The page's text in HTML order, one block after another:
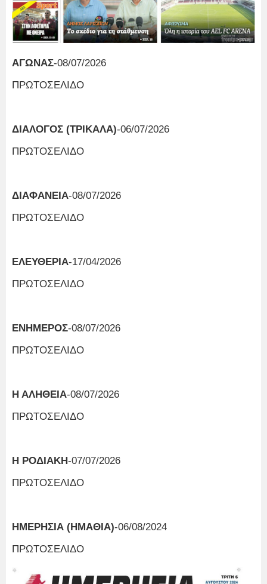
ΑΓΩΝΑΣ-08/07/2026
ΠΡΩΤΟΣΕΛΙΔΟ
ΔΙΑΛΟΓΟΣ (ΤΡΙΚΑΛΑ)-06/07/2026
ΠΡΩΤΟΣΕΛΙΔΟ
ΔΙΑΦΑΝΕΙΑ-08/07/2026
ΠΡΩΤΟΣΕΛΙΔΟ
ΕΛΕΥΘΕΡΙΑ-17/04/2026
ΠΡΩΤΟΣΕΛΙΔΟ
ΕΝΗΜΕΡΟΣ-08/07/2026
ΠΡΩΤΟΣΕΛΙΔΟ
Η ΑΛΗΘΕΙΑ-08/07/2026
ΠΡΩΤΟΣΕΛΙΔΟ
Η ΡΟΔΙΑΚΗ-07/07/2026
ΠΡΩΤΟΣΕΛΙΔΟ
ΗΜΕΡΗΣΙΑ (ΗΜΑΘΙΑ)-06/08/2024
ΠΡΩΤΟΣΕΛΙΔΟ